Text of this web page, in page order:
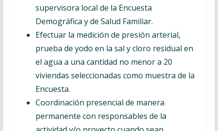
supervisora local de la Encuesta
Demográfica y de Salud Familiar.
Efectuar la medición de presión arterial,
prueba de yodo en la sal y cloro residual en
el agua a una cantidad no menor a 20
viviendas seleccionadas como muestra de la
Encuesta.
Coordinación presencial de manera
permanente con responsables de la